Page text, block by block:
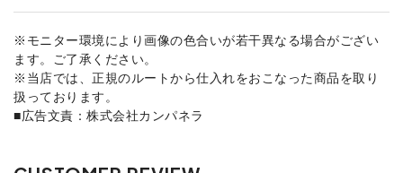
※モニター環境により画像の色合いが若干異なる場合がござい
ます。ご了承ください。
※当店では、正規のルートから仕入れをおこなった商品を取り
扱っております。
■広告文責：株式会社カンパネラ